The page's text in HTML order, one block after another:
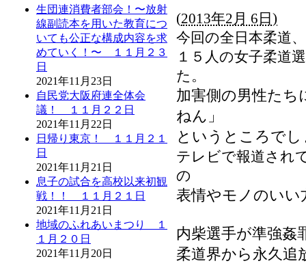
生団連消費者部会！〜放射
線副読本を用いた教育につ
いても公正な構成内容を求
めていく！〜 １１月２３
日
2021年11月23日
自民党大阪府連全体会
議！ １１月２２日
2021年11月22日
日帰り東京！ １１月２１
日
2021年11月21日
息子の試合を高校以来初観
戦！！ １１月２１日
2021年11月21日
地域のふれあいまつり １
１月２０日
2021年11月20日
(2013年2月 6日)
今回の全日本柔道、
１５人の女子柔道
た。
加害側の男性た
ねん」
というところで
テレビで報道され
の
表情やモノのいい
内柴選手が準強姦
柔道界から永久追